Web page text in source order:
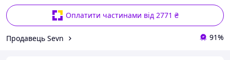
Оплатити частинами від 2771 ₴
Продавець Sevn 91%